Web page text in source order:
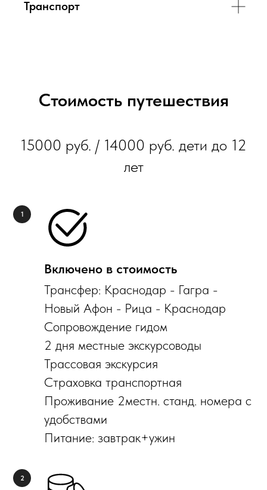
Транспорт
Стоимость путешествия
15000 руб. / 14000 руб. дети до 12
лет
Включено в стоимость
Трансфер: Краснодар - Гагра -
Новый Афон - Рица - Краснодар
Сопровождение гидом
2 дня местные экскурсоводы
Трассовая экскурсия
Страховка транспортная
Проживание 2местн. станд. номера с
удобствами
Питание: завтрак+ужин